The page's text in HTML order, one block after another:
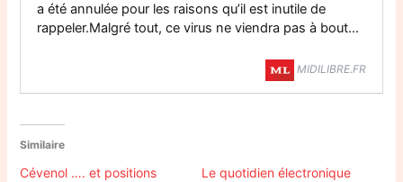
a été annulée pour les raisons qu’il est inutile de
rappeler.Malgré tout, ce virus ne viendra pas à bout...
MIDILIBRE.FR
Similaire
Cévenol …. et positions
Le quotidien électronique